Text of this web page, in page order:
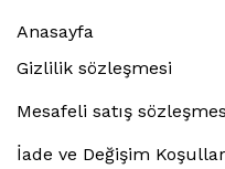
Anasayfa
Gizlilik sözleşmesi
Mesafeli satış
İade ve Değişim